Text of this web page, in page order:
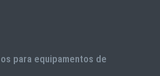
para equipamentos de